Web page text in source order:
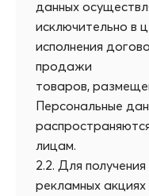
данных
исключительно в
исполнения
продажи
товаров,
Персональные
лицам.
2.2. Для
рекламных